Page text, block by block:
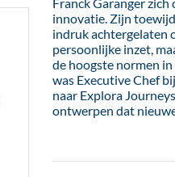
innovatie. Zijn
indruk achtergelaten
persoonlijke inzet,
de hoogste normen
was Executive Chef
naar Explora
ontwerpen dat